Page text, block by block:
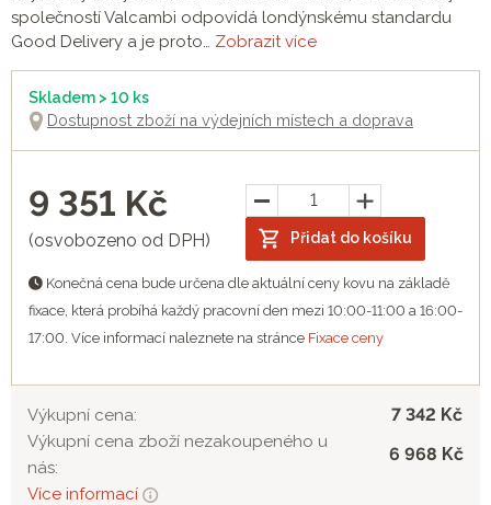
společností Valcambi odpovídá londýnskému standardu
Good Delivery a je proto… Zobrazit více
Skladem > 10 ks
Dostupnost zboží na výdejních místech a doprava
9 351 Kč
(osvobozeno od DPH) Přidat do košíku
Konečná cena bude určena dle aktuální ceny kovu na základě
fixace, která probíhá každý pracovní den mezi 10:00-11:00 a 16:00-
17:00. Více informací naleznete na stránce Fixace ceny
Výkupní cena: 7 342 Kč
Výkupní cena zboží nezakoupeného u
nás:
6 968 Kč
Více informací